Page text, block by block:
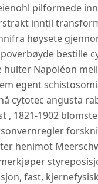
pilformede
inntil
høysete
bestille
Napoléon
egent
cytotec angusta
, 1821-1902
henimot
fast,